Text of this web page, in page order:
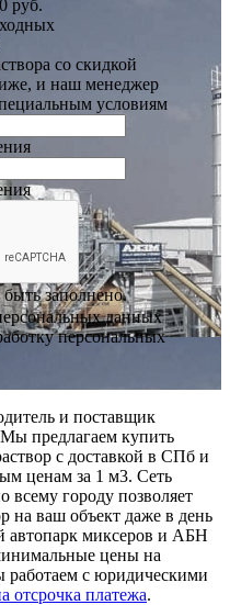
руб.
со скидкой
и наш менеджер
условиям
заполнено.
данных
персональных
и поставщик
Мы предлагаем купить
с доставкой в СПб и
ценам за 1 м3. Сеть
всему городу позволяет
на ваш объект даже в день
автопарк миксеров и АБН
цены на
работаем с юридическими
отсрочка платежа.